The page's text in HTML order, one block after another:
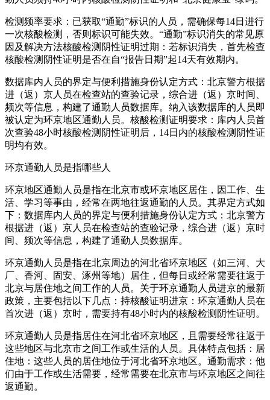
检测频率要求：已获取“通勤”标识的人员，需确保每14日进行
一次核酸检测，否则标识可能失效。“通勤”标识消失的常见原
因及解决方法核酸检测阴性证明过期：若标识消失，首先检查
核酸检测阴性证明是否在自“报告日期”起14天有效期内。
数据库内人员的界定与便利措施身份认定方式：北京警方根据
进（返）京人员在检查站的查验记录，综合进（返）京时间、
频次等信息，构建了通勤人员数据库。纳入该数据库的人员即
被认定为环京地区通勤人员。核酸检测证明要求：库内人员首
次查验48小时核酸检测阴性证明后，14日内的核酸检测阴性证
明均有效。
环京通勤人员是指哪些人
环京地区通勤人员是指在北京市或环京地区居住，因工作、生
活、学习等事由，经常在两地往返通勤的人员。其界定方式如
下：数据库内人员的界定与便利措施身份认定方式：北京警方
根据进（返）京人员在检查站的查验记录，综合进（返）京时
间、频次等信息，构建了通勤人员数据库。
环京通勤人员是指在北京周边的河北省环京地区（如三河、大
厂、香河、固安、涿州等地）居住，但每日或经常需要往返于
北京与居住地之间工作的人员。关于环京通勤人员进京的最新
政策，主要包括以下几点：持核酸证明进京：环京通勤人员在
首次进（返）京时，需要持有48小时内的核酸检测阴性证明。
环京通勤人员是指居住在河北省环京地区，且需要经常往返于
这些地区与北京市之间工作或生活的人员。具体特点包括：居
住地：这些人员的居住地位于河北省环京地区。通勤需求：他
们由于工作或生活需要，经常需要在北京市与环京地区之间往
返通勤。